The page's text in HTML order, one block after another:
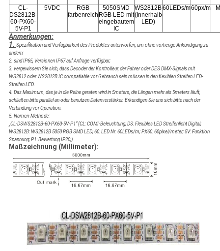
CL-
DS2812B-
60-PX60-
5V-P1
5VDC
RGB
farbenreich
5050SMD
RGB LED mit
eingebautem
IC
WS2812B
(Innerhalb
LED)
60LEDs/m60px/m
Anmerkungen:
1. Spezifikation und Verfügbarkeitdes Produktesunterworfen, um ohne vorherige Ankündigung zu
ändern;
2. sind IP65, Versionen IP67 auf Anfrage verfügbar;
3. vergewissern Sie sich, dass Decoder der Kontrolleur, der Fahrer oder DES DMX-Signals mit
WS2812 oder WS2812B IC compatiable vor Gebrauch sein müssen in den flexiblen Streifen LED-
Streifen LED.
4. Das Maximum, das je in die Reihe geraten wird in 5meters, die Längen mehr als 5meters läuft,
schließen bitte parallel an oder benutzen Datenverstärker. Erkundigen Sie uns sich bitte nach der
Verbindung vor Operation.
5. Namen-Methode:
„CL-DSWS2812B-60-PX60-5V-P1“ (CL: COMI-Beleuchtung; DS: Flexibles LED Streifenlicht Digital;
WS2812B: WS2812B 5050 RGB SMD LED; 60: LED Nr. 60LEDs/m; PX60: 60pixel/meter; 5V: Funktion
Spannung;P1: Bewertung IP20;)
Maßzeichnung (Millimeter):